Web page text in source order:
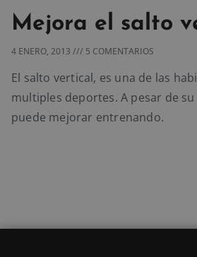
Mejora el salto
4 ENERO, 2013 5 COMENTARIOS
El salto vertical, es una de las
multiples deportes. A pesar de
puede mejorar entrenando.